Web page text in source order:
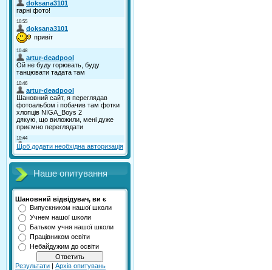
Щоб додати необхідна авторизація
Наше опитування
Шановний відвідувач, ви є
Випускником нашої школи
Учнем нашої школи
Батьком учня нашої школи
Працівником освіти
Небайдужим до освіти
Результати | Архів опитувань